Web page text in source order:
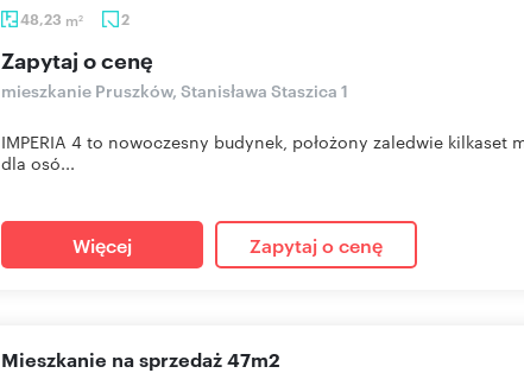
48,23 m2 2
Zapytaj o cenę
mieszkanie Pruszków, Stanisława Staszica 1
IMPERIA 4 to nowoczesny budynek, położony zaledwie
dla osó...
Więcej Zapytaj o cenę
mieszkanie na sprzedaż 47m2